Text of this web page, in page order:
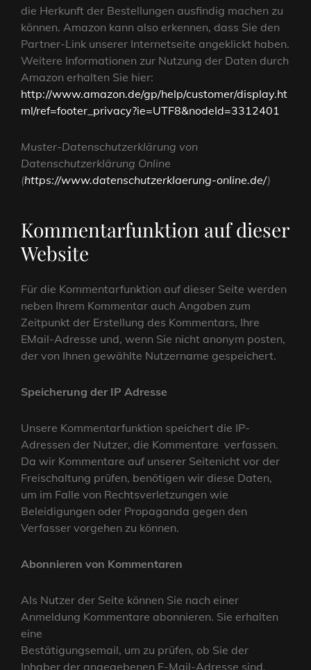
die Herkunft der Bestellungen ausfindig machen zu
können. Amazon kann also erkennen, dass Sie den
Partner-Link unserer Internetseite angeklickt haben.
Weitere Informationen zur Nutzung der Daten durch
Amazon erhalten Sie hier:
http://www.amazon.de/gp/help/customer/display.ht
ml/ref=footer_privacy?ie=UTF8&nodeId=3312401
Muster-Datenschutzerklärung von
Datenschutzerklärung Online
(https://www.datenschutzerklaerung-online.de/)
Kommentarfunktion auf dieser
Website
Für die Kommentarfunktion auf dieser Seite werden
neben Ihrem Kommentar auch Angaben zum
Zeitpunkt der Erstellung des Kommentars, Ihre
EMail-Adresse und, wenn Sie nicht anonym posten,
der von Ihnen gewählte Nutzername gespeichert.
Speicherung der IP Adresse
Unsere Kommentarfunktion speichert die IP-
Adressen der Nutzer, die Kommentare verfassen.
Da wir Kommentare auf unserer Seitenicht vor der
Freischaltung prüfen, benötigen wir diese Daten,
um im Falle von Rechtsverletzungen wie
Beleidigungen oder Propaganda gegen den
Verfasser vorgehen zu können.
Abonnieren von Kommentaren
Als Nutzer der Seite können Sie nach einer
Anmeldung Kommentare abonnieren. Sie erhalten
eine
Bestätigungsemail, um zu prüfen, ob Sie der
Inhaber der angegebenen E-Mail-Adresse sind.